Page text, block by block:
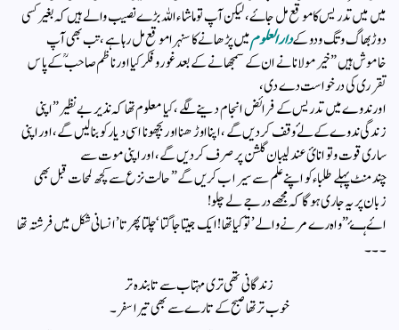
میں میں تدریس کا موقع مل جاۓ ، لیکن آپ تو ماشاءاللہ بڑے نصیب والے ہیں کہ بغیر کسی
دوڑ بھاگ و تگ و دو کےدار العلوممیں پڑھانے کا سنہرا موقع مل رہا ہے ، تب بھی آپ
خاموش ہیں ” خیر مولانا نے ان کے سمجھانے کے بعد غور و فکر کیا اور ناظم صاحب ؒ کے پاس
تقرری کی درخواست دے دی ،
اور ندوے میں تدریس کے فرائض انجام دینے لگے ، کیا معلوم تھا کہ نذیر بے نظیر ” اپنی
زندگی ندوے کے لۓ وقف کردیں گے ، اپنا اوڑھنا اور بچھونا اسی دیار کو بنا لیں گے ، اور اپنی
ساری قوت و توانائ عندلیبان گلشن پر صرف کردیں گے، اور اپنی موت سے
چند منٹ پہلے طلباء کو اپنے علم سے سیراب کریں گے ” حالت نزع سے کچھ لمحات قبل بھی
زبان پر یہ جاری ہو گا کہ مجھے درجے لے چلو!
اۓ ہـۓ ” واہ رے مرنے والے’ تو کیا تھا! ایک‌ جیتا جاگتا ‘چلتا پھرتا’ انسانی شکل میں فرشتہ تھا
۔۔۔
زندگانی تھی تری مہتاب سے تابندہ تر
خوب تر تھا صبح کے تارے سے بھی تیراسفر ۔